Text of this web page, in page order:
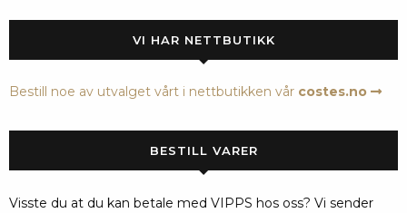
VI HAR NETTBUTIKK
Bestill noe av utvalget vårt i nettbutikken vår costes.no
BESTILL VARER
Visste du at du kan betale med VIPPS hos oss? Vi sender